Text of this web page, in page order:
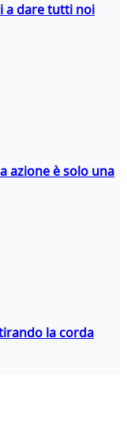
a dare tutti noi
azione è solo una
la corda